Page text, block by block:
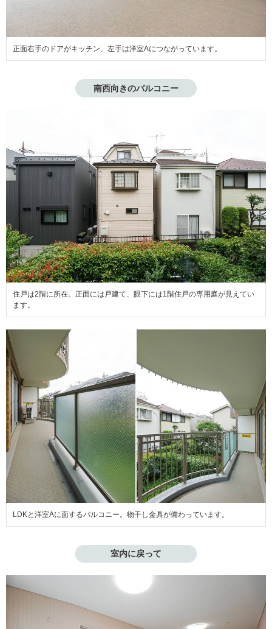
正面右手のドアがキッチン、左手は洋室Aにつながっています。
南西向きのバルコニー
住戸は2階に所在。正面には戸建て、眼下には1階住戸の専用庭が見えてい
ます。
LDKと洋室Aに面するバルコニー。物干し金具が備わっています。
室内に戻って